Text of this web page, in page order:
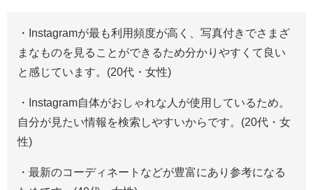
・Instagramが最も利用頻度が高く、写真付きでさまざ
まなものを見ることができるため分かりやすくて良い
と感じています。(20代・女性)
・Instagram自体がおしゃれな人が使用しているため。
自分が見たい情報を検索しやすいからです。(20代・女
性)
・最新のコーディネートなどが豊富にあり参考になる